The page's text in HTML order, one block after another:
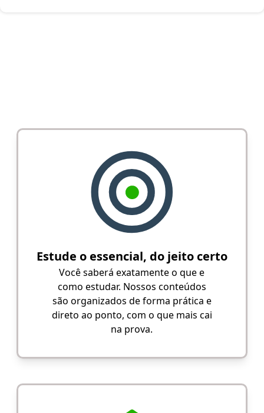
Estude o essencial, do jeito certo
Você saberá exatamente o que e
como estudar. Nossos conteúdos
são organizados de forma prática e
direto ao ponto, com o que mais cai
na prova.